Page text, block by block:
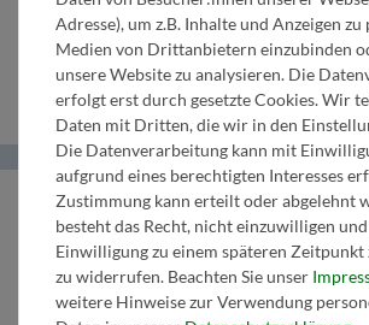
Klarinette F/Es
Helma Musikverlag
Wir bringen Musik ins Leben.
+43 664 1947 8 32
Adresse), um z.B. Inhalte und Anzeigen
Medien von Drittanbietern einzubinden
unsere Website zu analysieren. Die
erfolgt erst durch gesetzte Cookies. Wir
Daten mit Dritten, die wir in den
Die Datenverarbeitung kann mit
aufgrund eines berechtigten Interesses
Zustimmung kann erteilt oder abgelehnt
besteht das Recht, nicht einzuwilligen
Einwilligung zu einem späteren Zeitpunkt
zu widerrufen. Beachten Sie unser
weitere Hinweise zur Verwendung